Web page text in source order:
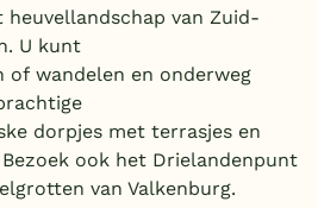
heuvellandschap van Zuid-
U kunt
of wandelen en onderweg
dorpjes met terrasjes en
ook het Drielandenpunt
van Valkenburg.